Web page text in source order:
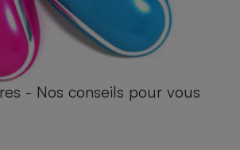
- Nos conseils pour vous